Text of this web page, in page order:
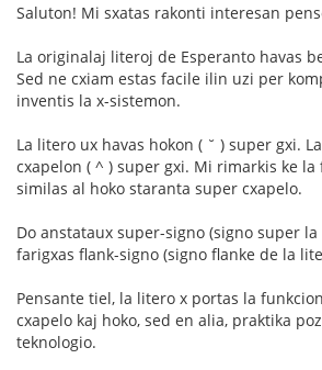
Saluton! Mi sxatas rakonti interesan
La originalaj literoj de Esperanto havas
Sed ne cxiam estas facile ilin uzi per
inventis la x-sistemon.
La litero ux havas hokon ( ˘ ) super gxi.
cxapelon ( ^ ) super gxi. Mi rimarkis ke la
similas al hoko staranta super cxapelo.
Do anstataux super-signo (signo super
farigxas flank-signo (signo flanke de la
Pensante tiel, la litero x portas la
cxapelo kaj hoko, sed en alia, praktika
teknologio.